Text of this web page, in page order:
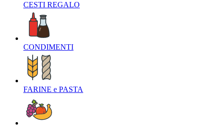
CESTI REGALO‎
CONDIMENTI‎
FARINE e PASTA‎